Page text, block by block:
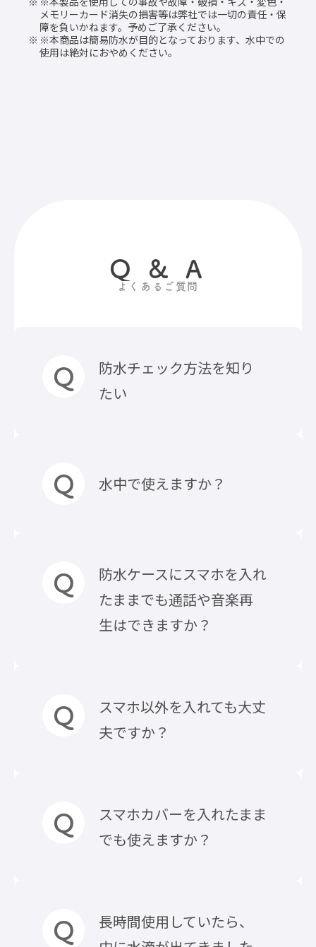
メモリーカード消失の損害等は弊社では一切の責任・保
障を負いかねます。予めご了承ください。
※本商品は簡易防水が目的となっております、水中での
使用は絶対におやめください。
Q & A
よくあるご質問
防水チェック方法を知り
たい
の紙を入れて、ケースを閉じた状
い。
※製品の品質管理、防水チェッ
クは細心の注意をはらっており
※ご使用による経年劣化やキズ
による影響がありますので、1シ
水中で使えますか？
製品の性能上、防水、防塵に対
する保護等級はクリアしており
品ではございません。
で、水中での使用はお止め下さ
い。水中での使用によりスマホ
ブレットの大半が「静電容量方
式」のため、表面が濡れた状態
防水ケースにスマホを入れ
たままでも通話や音楽再
生はできますか？
可能ですが、ケースに覆われてい
るため、音量や音質は若干低下
スマホ以外を入れても大丈
夫ですか？
問題ございませんが、鋭利な物
や尖った物など、ケースを破く恐
スマホカバーを入れたまま
でも使えますか？
防水ケースの対応内寸以内であ
れば可能です。
長時間使用していたら、